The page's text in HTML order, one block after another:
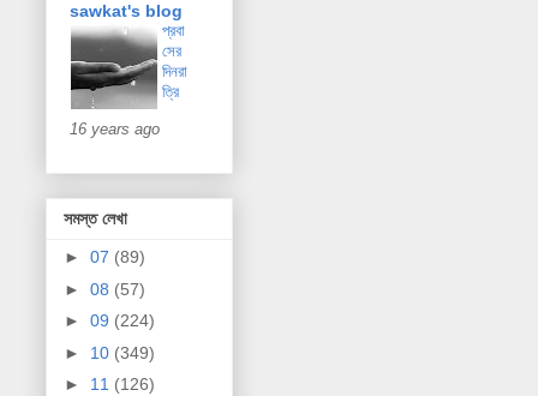
sawkat's blog
প্রবা
সের
দিনরা
ত্রি
16 years ago
সমস্ত লেখা
►07 (89)
►08 (57)
►09 (224)
► 10 (349)
► 11 (126)